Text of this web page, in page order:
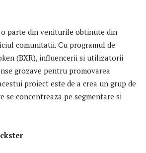
parte din veniturile obtinute din
comunitatii. Cu programul de
(BXR), influencerii si utilizatorii
grozave pentru promovarea
proiect este de a crea un grup de
concentreaza pe segmentare si